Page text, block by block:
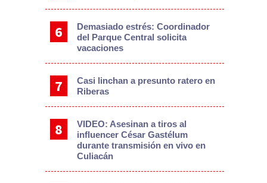
Demasiado estrés: Coordinador
del Parque Central solicita
vacaciones
Casi linchan a presunto ratero en
Riberas
VIDEO: Asesinan a tiros al
influencer César Gastélum
durante transmisión en vivo en
Culiacán